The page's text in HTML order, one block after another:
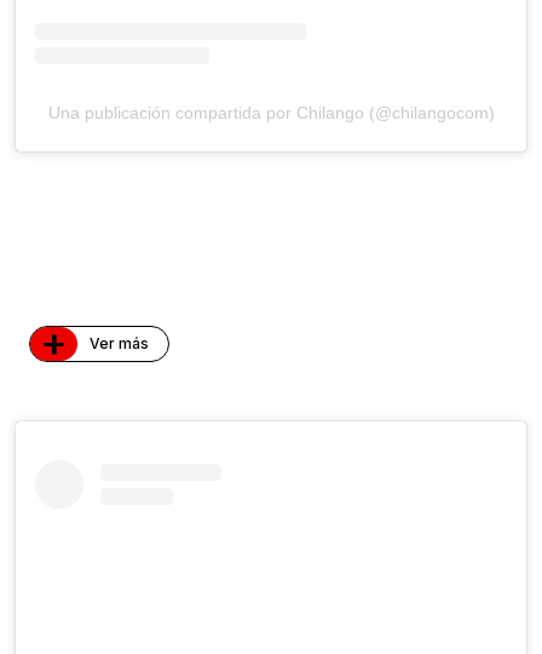
Una publicación compartida por Chilango (@chilangocom)
+ Ver más